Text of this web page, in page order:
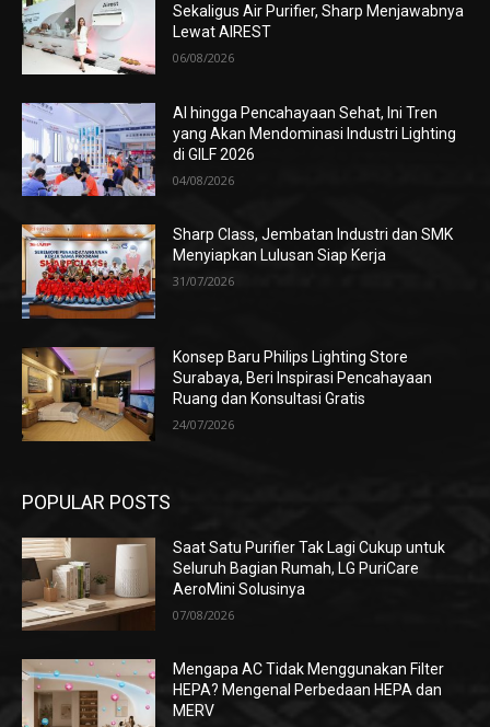
Sekaligus Air Purifier, Sharp Menjawabnya
Lewat AIREST
06/08/2026
AI hingga Pencahayaan Sehat, Ini Tren
yang Akan Mendominasi Industri Lighting
di GILF 2026
04/08/2026
Sharp Class, Jembatan Industri dan SMK
Menyiapkan Lulusan Siap Kerja
31/07/2026
Konsep Baru Philips Lighting Store
Surabaya, Beri Inspirasi Pencahayaan
Ruang dan Konsultasi Gratis
24/07/2026
POPULAR POSTS
Saat Satu Purifier Tak Lagi Cukup untuk
Seluruh Bagian Rumah, LG PuriCare
AeroMini Solusinya
07/08/2026
Mengapa AC Tidak Menggunakan Filter
HEPA? Mengenal Perbedaan HEPA dan
MERV